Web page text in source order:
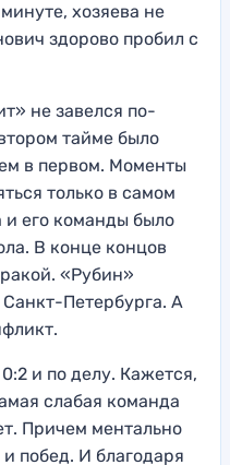
хозяева не
здорово пробил с
не завелся по-
тайме было
в первом. Моменты
только в самом
и его команды было
В конце концов
«Рубин»
Петербурга. А
и по делу. Кажется,
слабая команда
Причем ментально
побед. И благодаря